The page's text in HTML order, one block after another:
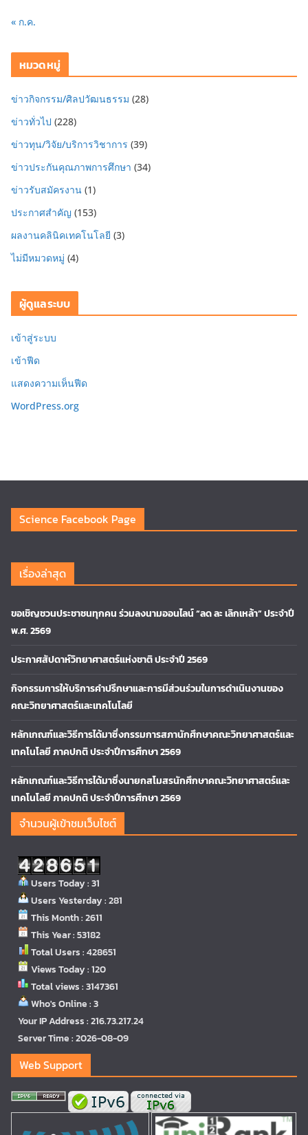
« ก.ค.
หมวดหมู่
ข่าวกิจกรรม/ศิลปวัฒนธรรม (28)
ข่าวทั่วไป (228)
ข่าวทุน/วิจัย/บริการวิชาการ (39)
ข่าวประกันคุณภาพการศึกษา (34)
ข่าวรับสมัครงาน (1)
ประกาศสำคัญ (153)
ผลงานคลินิคเทคโนโลยี (3)
ไม่มีหมวดหมู่ (4)
ผู้ดูแลระบบ
เข้าสู่ระบบ
เข้าฟีด
แสดงความเห็นฟีด
WordPress.org
Science Facebook Page
เรื่องล่าสุด
ขอเชิญชวนประชาชนทุกคน ร่วมลงนามออนไลน์ “ลด ละ เลิกเหล้า” ประจำปี
พ.ศ. 2569
ประกาศสัปดาห์วิทยาศาสตร์แห่งชาติ ประจำปี 2569
กิจกรรมการให้บริการคำปรึกษาและการมีส่วนร่วมในการดำเนินงานของ
คณะวิทยาศาสตร์และเทคโนโลยี
หลักเกณฑ์และวิธีการได้มาซึ่งกรรมการสภานักศึกษาคณะวิทยาศาสตร์และ
เทคโนโลยี ภาคปกติ ประจำปีการศึกษา 2569
หลักเกณฑ์และวิธีการได้มาซึ่งนายกสโมสรนักศึกษาคณะวิทยาศาสตร์และ
เทคโนโลยี ภาคปกติ ประจำปีการศึกษา 2569
จำนวนผู้เข้าชมเว็บไซต์
Users Today : 31
Users Yesterday : 281
This Month : 2611
This Year : 53182
Total Users : 428651
Views Today : 120
Total views : 3147361
Who's Online : 3
Your IP Address : 216.73.217.24
Server Time : 2026-08-09
Web Support